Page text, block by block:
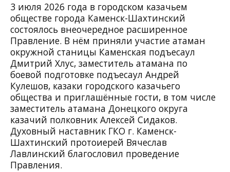
3 июля 2026 года в городском казачьем
обществе города Каменск-Шахтинский
состоялось внеочередное расширенное
Правление. В нём приняли участие атаман
окружной станицы Каменская подъесаул
Дмитрий Хлус, заместитель атамана по
боевой подготовке подъесаул Андрей
Кулешов, казаки городского казачьего
общества и приглашённые гости, в том числе
заместитель атамана Донецкого округа
казачий полковник Алексей Сидаков.
Духовный наставник ГКО г. Каменск-
Шахтинский протоиерей Вячеслав
Лавлинский благословил проведение
Правления.